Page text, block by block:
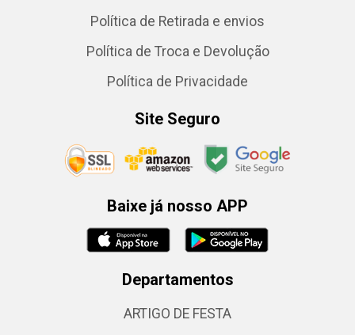
Política de Retirada e envios
Política de Troca e Devolução
Política de Privacidade
Site Seguro
Baixe já nosso APP
Departamentos
ARTIGO DE FESTA